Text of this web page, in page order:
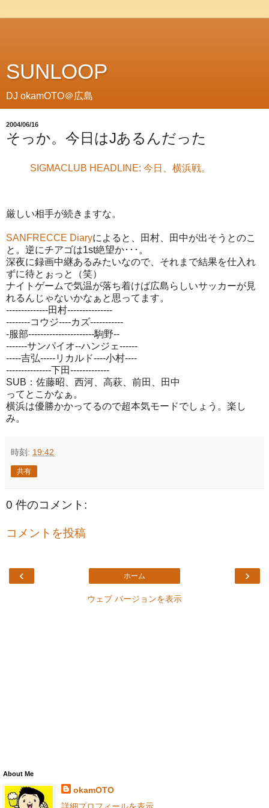
SUNLOOP
DJ okamOTO＠広島
2004/06/16
そっか。今日はJあるんだった
SIGMACLUB HEADLINE: 今日、横浜戦。
厳しい相手が続きますな。
SANFRECCE Diaryによると、田村、田中が出そうとのこ
と。逆にチアゴは1st絶望か･･･。
深夜に録画中継あるみたいなので、それまで結果を仕入れ
ずに待とぉっと（笑）
ナイトゲームで気温が落ち着けば広島らしいサッカーが見
れるんじゃないかなぁと思ってます。
--------------田村---------------
--------コウジ----カズ-----------
-服部----------------------駒野--
-------サンパイオ--ハンジェ------
-----吉弘-----リカルド----小村----
---------------下田-------------
SUB：佐藤昭、西河、高萩、前田、田中
ってとこかなぁ。
横浜は優勝かかってるので超本気モードでしょう。楽し
み。
時刻: 19:42
共有
0 件のコメント:
コメントを投稿
‹ ›
ホーム
ウェブ バージョンを表示
About Me
okamOTO
詳細プロフィールを表示